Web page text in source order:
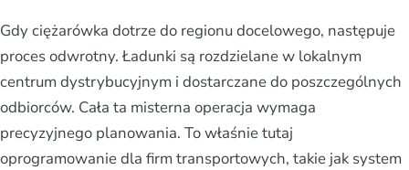
Gdy ciężarówka dotrze do regionu docelowego, następuje
proces odwrotny. Ładunki są rozdzielane w lokalnym
centrum dystrybucyjnym i dostarczane do poszczególnych
odbiorców. Cała ta misterna operacja wymaga
precyzyjnego planowania. To właśnie tutaj
oprogramowanie dla firm transportowych, takie jak system